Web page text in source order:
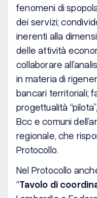
fenomeni di
dei servizi;
inerenti alla
delle attività
collaborare
in materia di
bancari territoriali;
progettualità
Bcc e comuni
regionale, che
Protocollo.
Nel Protocollo
“Tavolo di